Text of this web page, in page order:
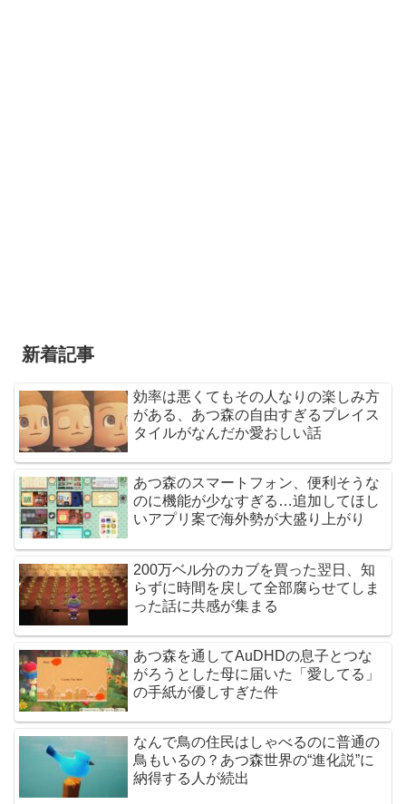
新着記事
効率は悪くてもその人なりの楽しみ方
がある、あつ森の自由すぎるプレイス
タイルがなんだか愛おしい話
あつ森のスマートフォン、便利そうな
のに機能が少なすぎる…追加してほし
いアプリ案で海外勢が大盛り上がり
200万ベル分のカブを買った翌日、知
らずに時間を戻して全部腐らせてしま
った話に共感が集まる
あつ森を通してAuDHDの息子とつな
がろうとした母に届いた「愛してる」
の手紙が優しすぎた件
なんで鳥の住民はしゃべるのに普通の
鳥もいるの？あつ森世界の“進化説”に
納得する人が続出